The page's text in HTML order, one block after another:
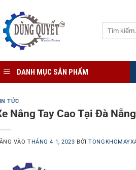
DANH MỤC SẢN PHẨM
TỨC
Nâng Tay Cao Tại Đà Nẵng
VÀOTHÁNG 4 1, 2023 BỞI